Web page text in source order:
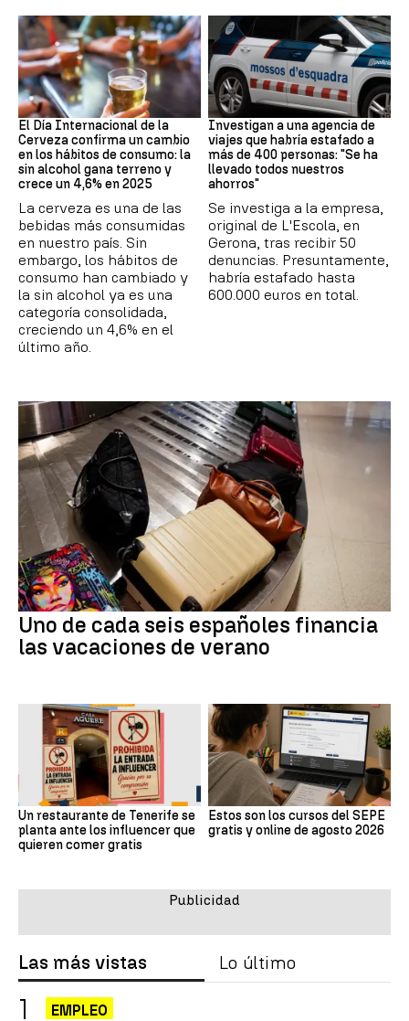
Día Internacional Cerveza
El Día Internacional de la
Cerveza confirma un cambio
en los hábitos de consumo: la
sin alcohol gana terreno y
crece un 4,6% en 2025
La cerveza es una de las
bebidas más consumidas
en nuestro país. Sin
embargo, los hábitos de
consumo han cambiado y
la sin alcohol ya es una
categoría consolidada,
creciendo un 4,6% en el
último año.
Estafa
Investigan a una agencia de
viajes que habría estafado a
más de 400 personas: "Se ha
llevado todos nuestros
ahorros"
Se investiga a la empresa,
original de L'Escola, en
Gerona, tras recibir 50
denuncias. Presuntamente,
habría estafado hasta
600.000 euros en total.
Uno de cada seis españoles financia
las vacaciones de verano
Un restaurante de Tenerife se
planta ante los influencer que
quieren comer gratis
Estos son los cursos del SEPE
gratis y online de agosto 2026
Las más vistas Lo último
EMPLEO